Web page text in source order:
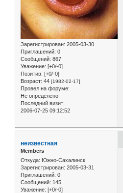
Зарегистрирован: 2005-03-30
Приглашений: 0
Сообщений: 867
Уважение: [+0/-0]
Позитив: [+0/-0]
Возраст: 44 [1982-02-17]
Провел на форуме:
Не определено
Последний визит:
2006-07-25 09:12:52
неизвестная
Members
Откуда: Южно-Сахалинск
Зарегистрирован: 2005-03-31
Приглашений: 0
Сообщений: 145
Уважение: [+0/-0]